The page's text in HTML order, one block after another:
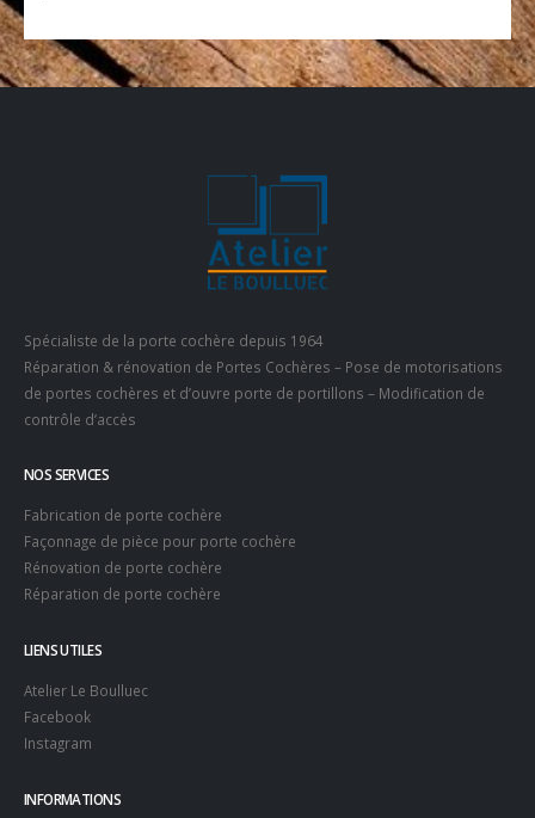
Spécialiste de la porte cochère depuis 1964
Réparation & rénovation de Portes Cochères – Pose de motorisations
de portes cochères et d’ouvre porte de portillons – Modification de
contrôle d’accès
NOS SERVICES
Fabrication de porte cochère
Façonnage de pièce pour porte cochère
Rénovation de porte cochère
Réparation de porte cochère
LIENS UTILES
Atelier Le Boulluec
Facebook
Instagram
INFORMATIONS